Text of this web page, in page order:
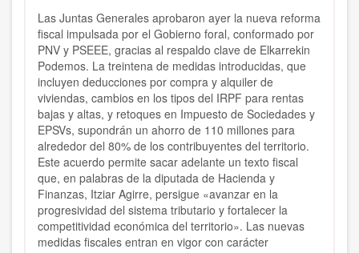
Las Juntas Generales aprobaron ayer la nueva reforma
fiscal impulsada por el Gobierno foral, conformado por
PNV y PSEEE, gracias al respaldo clave de Elkarrekin
Podemos. La treintena de medidas introducidas, que
incluyen deducciones por compra y alquiler de
viviendas, cambios en los tipos del IRPF para rentas
bajas y altas, y retoques en Impuesto de Sociedades y
EPSVs, supondrán un ahorro de 110 millones para
alrededor del 80% de los contribuyentes del territorio.
Este acuerdo permite sacar adelante un texto fiscal
que, en palabras de la diputada de Hacienda y
Finanzas, Itziar Agirre, persigue «avanzar en la
progresividad del sistema tributario y fortalecer la
competitividad económica del territorio». Las nuevas
medidas fiscales entran en vigor con carácter